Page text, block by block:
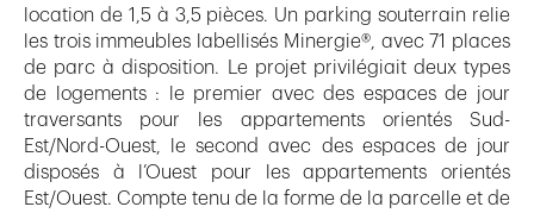
location de 1,5 à 3,5 pièces. Un parking souterrain relie
les trois immeubles labellisés Minergie®, avec 71 places
de parc à disposition. Le projet privilégiait deux types
de logements : le premier avec des espaces de jour
traversants pour les appartements orientés Sud-
Est/Nord-Ouest, le second avec des espaces de jour
disposés à l’Ouest pour les appartements orientés
Est/Ouest. Compte tenu de la forme de la parcelle et de